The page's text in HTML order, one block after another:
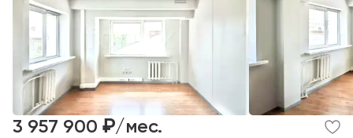
3 957 900 ₽/мес.